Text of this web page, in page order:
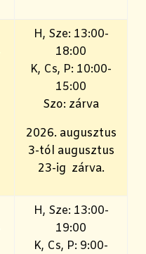
H, Sze: 13:00-
18:00
K, Cs, P: 10:00-
15:00
Szo: zárva
2026. augusztus
3-tól augusztus
23-ig zárva.
H, Sze: 13:00-
19:00
K, Cs, P: 9:00-